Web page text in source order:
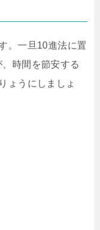
。一旦10進法に置
時間を節安する
ょうにしましょ